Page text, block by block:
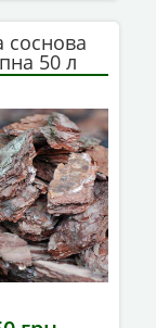
соснова
50 л